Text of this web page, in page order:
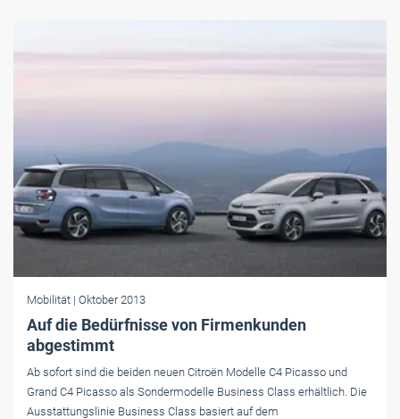
Mobilität | Oktober 2013
Auf die Bedürfnisse von Firmenkunden
abgestimmt
Ab sofort sind die beiden neuen Citroën Modelle C4 Picasso und
Grand C4 Picasso als Sondermodelle Business Class erhältlich. Die
Ausstattungslinie Business Class basiert auf dem